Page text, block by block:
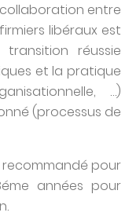
entre
libéraux est
réussie
et la pratique
…)
(processus de
pour
années pour